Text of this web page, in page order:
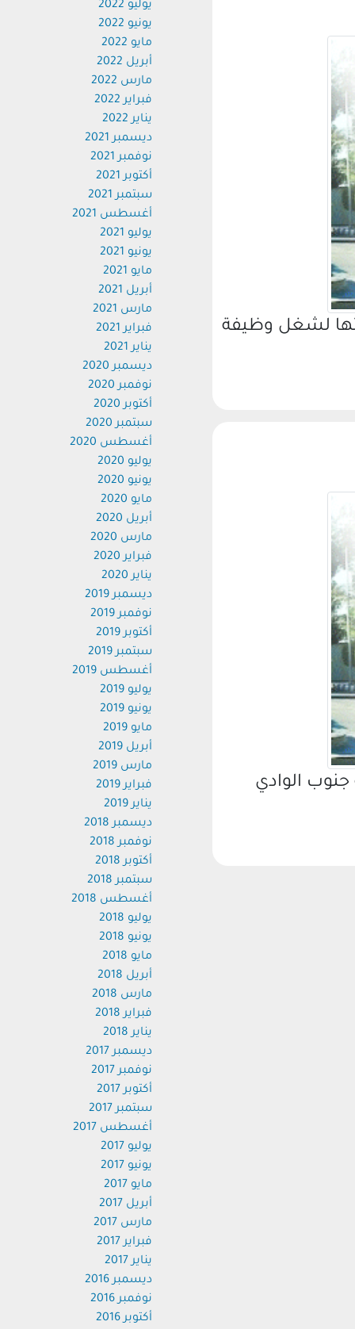
لشغل وظيفة
الوادي
يوليو 2022
يونيو 2022
مايو 2022
أبريل 2022
مارس 2022
فبراير 2022
يناير 2022
ديسمبر 2021
نوفمبر 2021
أكتوبر 2021
سبتمبر 2021
أغسطس 2021
يوليو 2021
يونيو 2021
مايو 2021
أبريل 2021
مارس 2021
فبراير 2021
يناير 2021
ديسمبر 2020
نوفمبر 2020
أكتوبر 2020
سبتمبر 2020
أغسطس 2020
يوليو 2020
يونيو 2020
مايو 2020
أبريل 2020
مارس 2020
فبراير 2020
يناير 2020
ديسمبر 2019
نوفمبر 2019
أكتوبر 2019
سبتمبر 2019
أغسطس 2019
يوليو 2019
يونيو 2019
مايو 2019
أبريل 2019
مارس 2019
فبراير 2019
يناير 2019
ديسمبر 2018
نوفمبر 2018
أكتوبر 2018
سبتمبر 2018
أغسطس 2018
يوليو 2018
يونيو 2018
مايو 2018
أبريل 2018
مارس 2018
فبراير 2018
يناير 2018
ديسمبر 2017
نوفمبر 2017
أكتوبر 2017
سبتمبر 2017
أغسطس 2017
يوليو 2017
يونيو 2017
مايو 2017
أبريل 2017
مارس 2017
فبراير 2017
يناير 2017
ديسمبر 2016
نوفمبر 2016
أكتوبر 2016